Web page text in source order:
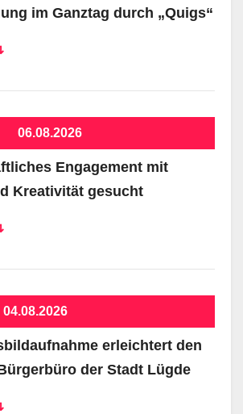
im Ganztag durch „Quigs“
06.08.2026
Engagement mit
Kreativität gesucht
04.08.2026
erleichtert den
der Stadt Lügde